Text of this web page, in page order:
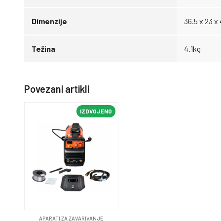
Dimenzije 36.5 x 23 x
Težina 4.1kg
Povezani artikli
IZDVOJENO
APARATI ZA ZAVARIVANJE